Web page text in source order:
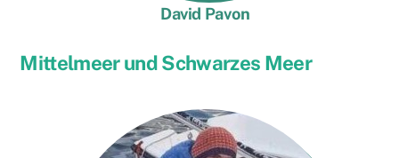
David Pavon
Mittelmeer und Schwarzes Meer